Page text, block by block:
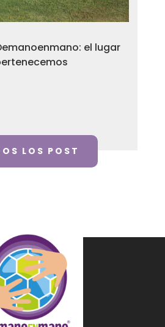
el lugar
LOS POST